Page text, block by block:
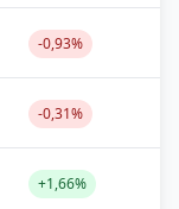
-0,93%
-0,31%
+1,66%